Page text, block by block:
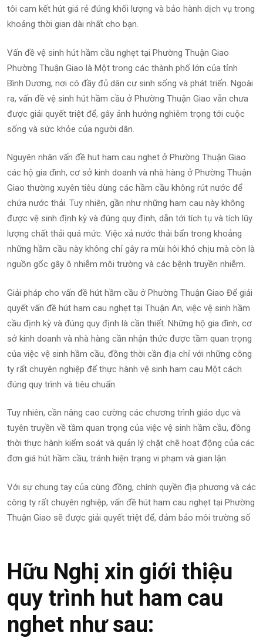
tôi cam kết hút giá rẻ đúng khối lượng và bảo hành dịch vụ trong
khoảng thời gian dài nhất cho bạn.
Vấn đề vệ sinh hút hầm cầu nghẹt tại Phường Thuận Giao
Phường Thuận Giao là Một trong các thành phố lớn của tỉnh
Bình Dương, nơi có đầy đủ dân cư sinh sống và phát triển. Ngoài
ra, vấn đề vệ sinh hút hầm cầu ở Phường Thuận Giao vẫn chưa
được giải quyết triệt để, gây ảnh hưởng nghiêm trọng tới cuộc
sống và sức khỏe của người dân.
Nguyên nhân vấn đề hut ham cau nghet ở Phường Thuận Giao
các hộ gia đình, cơ sở kinh doanh và nhà hàng ở Phường Thuận
Giao thường xuyên tiêu dùng các hầm cầu không rút nước để
chứa nước thải. Tuy nhiên, gần như những ham cau này không
được vệ sinh định kỳ và đúng quy định, dẫn tới tích tụ và tích lũy
lượng chất thải quá mức. Việc xả nước thải bẩn trong khoảng
những hầm cầu này không chỉ gây ra mùi hôi khó chịu mà còn là
nguồn gốc gây ô nhiễm môi trường và các bệnh truyền nhiễm.
Giải pháp cho vấn đề hút hầm cầu ở Phường Thuận Giao Để giải
quyết vấn đề hút ham cau nghẹt tại Thuận An, việc vệ sinh hầm
cầu định kỳ và đúng quy định là cần thiết. Những hộ gia đình, cơ
sở kinh doanh và nhà hàng cần nhận thức được tầm quan trọng
của việc vệ sinh hầm cầu, đồng thời cần địa chỉ với những công
ty rất chuyên nghiệp để thực hành vệ sinh ham cau Một cách
đúng quy trình và tiêu chuẩn.
Tuy nhiên, cần nâng cao cường các chương trình giáo dục và
tuyên truyền về tầm quan trọng của việc vệ sinh hầm cầu, đồng
thời thực hành kiểm soát và quản lý chặt chẽ hoạt động của các
đơn giá hút hầm cầu, tránh hiện trạng vi phạm và gian lận.
Với sự chung tay của cùng đồng, chính quyền địa phương và các
công ty rất chuyên nghiệp, vấn đề hút ham cau nghẹt tại Phường
Thuận Giao sẽ được giải quyết triệt để, đảm bảo môi trường số
Hữu Nghị xin giới thiệu
quy trình hut ham cau
nghet như sau: